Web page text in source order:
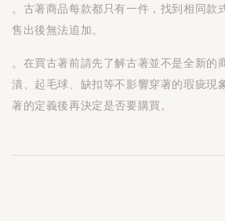
。古著商品每款都只有一件，找到相同款
售出後無法追加。
。在買古著前請先了解古著並不是全新的
漬、起毛球、缺扣等不影響穿著的瑕疵現
著的定義後再決定是否要購買。